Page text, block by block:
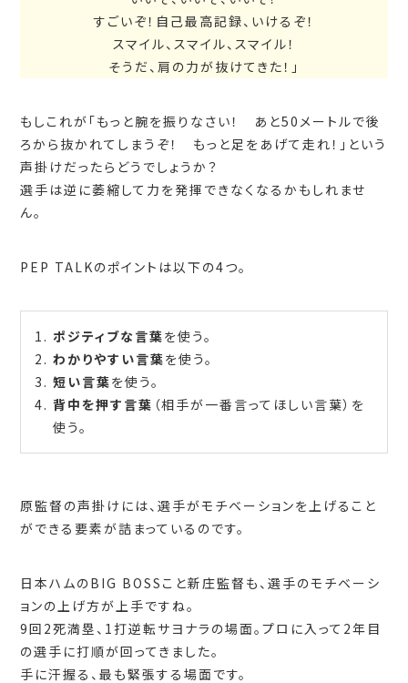
すごいぞ！自己最高記録、いけるぞ！
スマイル、スマイル、スマイル！
そうだ、肩の力が抜けてきた！」
もしこれが「もっと腕を振りなさい！ あと50メートルで後
ろから抜かれてしまうぞ！ もっと足をあげて走れ！」という
声掛けだったらどうでしょうか？
選手は逆に萎縮して力を発揮できなくなるかもしれませ
ん。
PEP TALKのポイントは以下の4つ。
ポジティブな言葉を使う。
わかりやすい言葉を使う。
短い言葉を使う。
背中を押す言葉 （相手が一番言ってほしい言葉）を
使う。
原監督の声掛けには、選手がモチベーションを上げること
ができる要素が詰まっているのです。
日本ハムのBIG BOSSこと新庄監督も、選手のモチベーシ
ョンの上げ方が上手ですね。
9回2死満塁、1打逆転サヨナラの場面。プロに入って2年目
の選手に打順が回ってきました。
手に汗握る、最も緊張する場面です。